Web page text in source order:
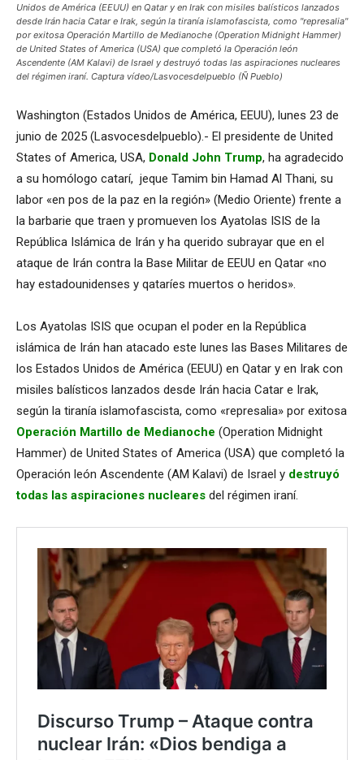
Unidos de América (EEUU) en Qatar y en Irak con misiles balísticos lanzados
desde Irán hacia Catar e Irak, según la tiranía islamofascista, como "represalia"
por exitosa Operación Martillo de Medianoche (Operation Midnight Hammer)
de United States of America (USA) que completó la Operación león
Ascendente (AM Kalavi) de Israel y destruyó todas las aspiraciones nucleares
del régimen iraní. Captura vídeo/Lasvocesdelpueblo (Ñ Pueblo)
Washington (Estados Unidos de América, EEUU), lunes 23 de
junio de 2025 (Lasvocesdelpueblo).- El presidente de United
States of America, USA, Donald John Trump, ha agradecido
a su homólogo catarí, jeque Tamim bin Hamad Al Thani, su
labor «en pos de la paz en la región» (Medio Oriente) frente a
la barbarie que traen y promueven los Ayatolas ISIS de la
República Islámica de Irán y ha querido subrayar que en el
ataque de Irán contra la Base Militar de EEUU en Qatar «no
hay estadounidenses y qataríes muertos o heridos».
Los Ayatolas ISIS que ocupan el poder en la República
islámica de Irán han atacado este lunes las Bases Militares de
los Estados Unidos de América (EEUU) en Qatar y en Irak con
misiles balísticos lanzados desde Irán hacia Catar e Irak,
según la tiranía islamofascista, como «represalia» por exitosa
Operación Martillo de Medianoche (Operation Midnight
Hammer) de United States of America (USA) que completó la
Operación león Ascendente (AM Kalavi) de Israel y destruyó
todas las aspiraciones nucleares del régimen iraní.